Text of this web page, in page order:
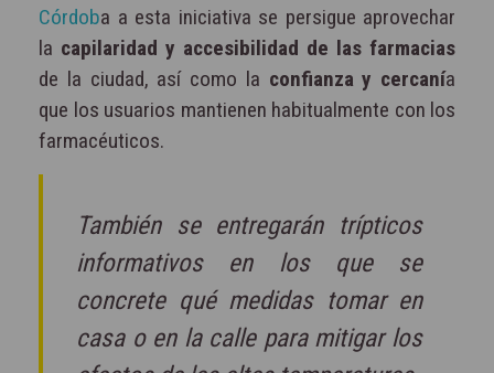
Córdoba a esta iniciativa se persigue aprovechar
la capilaridad y accesibilidad de las farmacias
de la ciudad, así como la confianza y cercanía
que los usuarios mantienen habitualmente con los
farmacéuticos.
También se entregarán trípticos
informativos en los que se
concrete qué medidas tomar en
casa o en la calle para mitigar los